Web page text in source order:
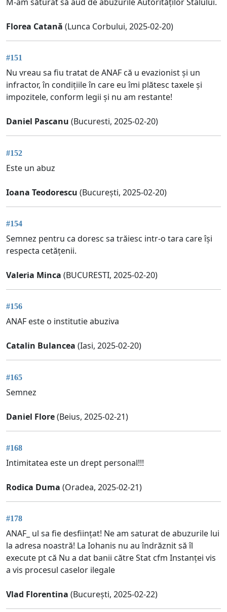
Florea Catană (Lunca Corbului, 2025-02-20)
#151
Nu vreau sa fiu tratat de ANAF că u evazionist și un
infractor, în condițiile în care eu îmi plătesc taxele și
impozitele, conform legii și nu am restante!
Daniel Pascanu (Bucuresti, 2025-02-20)
#152
Este un abuz
Ioana Teodorescu (București, 2025-02-20)
#154
Semnez pentru ca doresc sa trăiesc intr-o tara care își
respecta cetățenii.
Valeria Minca (BUCURESTI, 2025-02-20)
#156
ANAF este o institutie abuziva
Catalin Bulancea (Iasi, 2025-02-20)
#165
Semnez
Daniel Flore(Beius, 2025-02-21)
#168
Intimitatea este un drept personal!!!
Rodica Duma (Oradea, 2025-02-21)
#178
ANAF_ ul sa fie desființat! Ne am saturat de abuzurile lui
la adresa noastră! La Iohanis nu au îndrăznit să îl
execute pt că Nu a dat banii către Stat cfm Instanței vis
a vis procesul caselor ilegale
Vlad Florentina (București, 2025-02-22)